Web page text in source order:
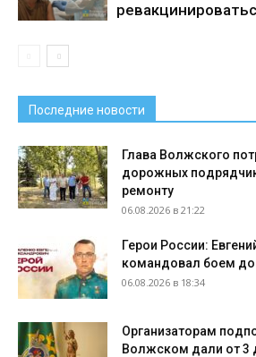
Последние новости
Глава Волжского
дорожных
ремонту
06.08.2026 в 21:22
Герои России:
командовал боем до
06.08.2026 в 18:34
Организаторам
Волжском дали от 3